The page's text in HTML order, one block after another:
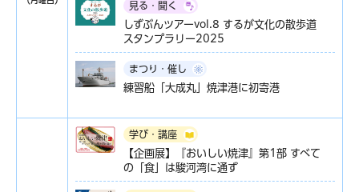
見る・聞く
しずぶんツアーvol.8 するが文化の散歩道
スタンプラリー2025
まつり・催し
練習船「大成丸」焼津港に初寄港
学び・講座
【企画展】『おいしい焼津』第1部 すべて
の「食」は駿河湾に通ず